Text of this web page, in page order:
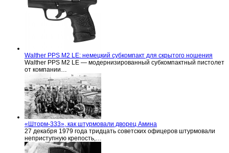
Walther PPS M2 LE: немецкий субкомпакт для скрытого ношения
Walther PPS M2 LE — модернизированный субкомпактный пистолет
от компании…
«Шторм-333», как штурмовали дворец Амина
27 декабря 1979 года тридцать советских офицеров штурмовали
неприступную крепость,…